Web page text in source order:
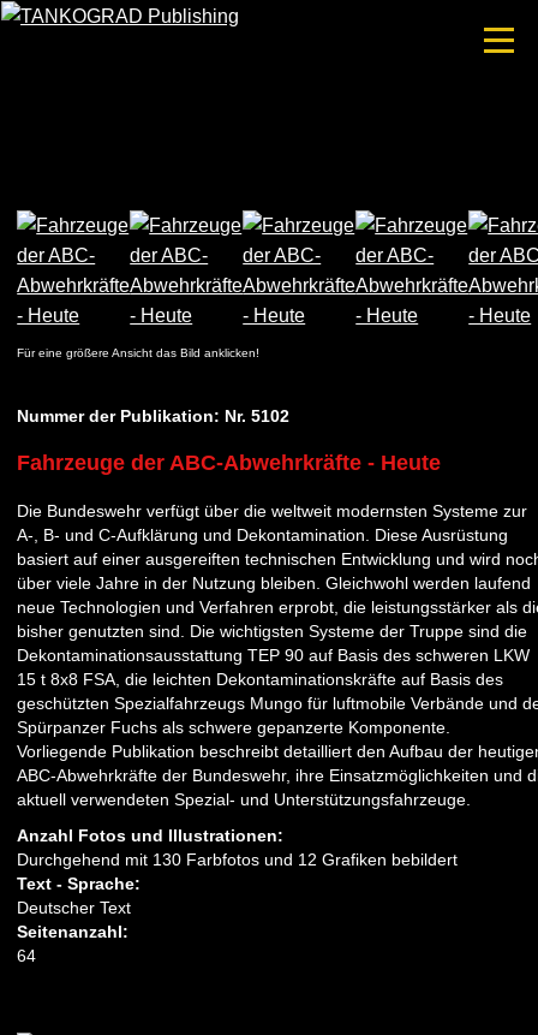
Für eine größere Ansicht das Bild anklicken!
Nummer der Publikation: Nr. 5102
Fahrzeuge der ABC-Abwehrkräfte - Heute
Die Bundeswehr verfügt über die weltweit modernsten Systeme zur
A-, B- und C-Aufklärung und Dekontamination. Diese Ausrüstung
basiert auf einer ausgereiften technischen Entwicklung und wird
über viele Jahre in der Nutzung bleiben. Gleichwohl werden laufend
neue Technologien und Verfahren erprobt, die leistungsstärker als
bisher genutzten sind. Die wichtigsten Systeme der Truppe sind die
Dekontaminationsausstattung TEP 90 auf Basis des schweren LKW
15 t 8x8 FSA, die leichten Dekontaminationskräfte auf Basis des
geschützten Spezialfahrzeugs Mungo für luftmobile Verbände und
Spürpanzer Fuchs als schwere gepanzerte Komponente.
Vorliegende Publikation beschreibt detailliert den Aufbau der
ABC-Abwehrkräfte der Bundeswehr, ihre Einsatzmöglichkeiten und
aktuell verwendeten Spezial- und Unterstützungsfahrzeuge.
Anzahl Fotos und Illustrationen:
Durchgehend mit 130 Farbfotos und 12 Grafiken bebildert
Text - Sprache:
Deutscher Text
Seitenanzahl:
64